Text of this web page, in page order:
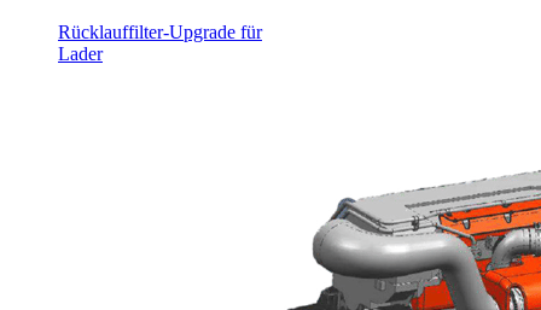
Rücklauffilter-Upgrade für
Lader